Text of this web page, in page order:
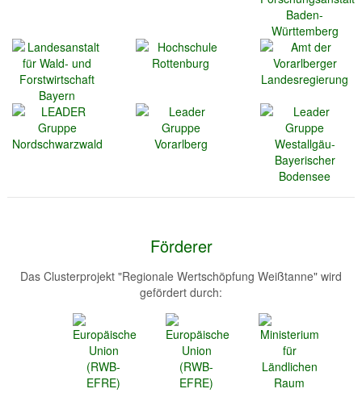
Förderer
Das Clusterprojekt "Regionale Wertschöpfung Weißtanne" wird
gefördert durch: